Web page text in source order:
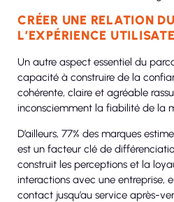
CRÉER UNE RELATION
L’EXPÉRIENCE
Un autre aspect essentiel du
capacité à construire de la
cohérente, claire et agréable
inconsciemment la fiabilité de la
D’ailleurs, 77% des marques
est un facteur clé de
construit les perceptions et la
interactions avec une entreprise,
contact jusqu’au service après-